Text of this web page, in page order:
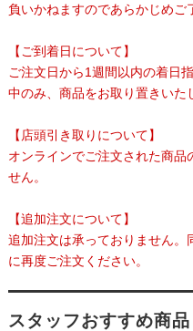
負いかねますのであらかじめご
【ご到着日について】
ご注文日から1週間以内の着日
中のみ、商品をお取り置きいた
【店頭引き取りについて】
オンラインでご注文された商品
せん。
【追加注文について】
追加注文は承っておりません。
に再度ご注文ください。
スタッフおすすめ商品